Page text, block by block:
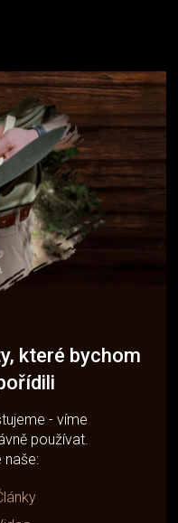
které bychom
- víme
používat.
naše: